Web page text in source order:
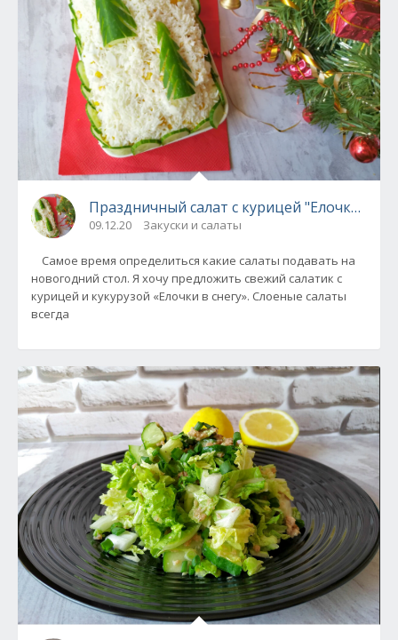
Праздничный салат с курицей "Елочки в
09.12.20 Закуски и салаты
Самое время определиться какие салаты подавать на
новогодний стол. Я хочу предложить свежий салатик с
курицей и кукурузой «Елочки в снегу». Слоеные салаты
всегда